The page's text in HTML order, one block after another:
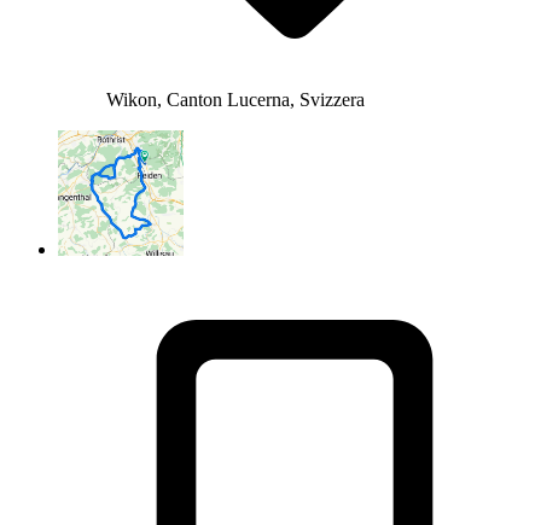
Wikon, Canton Lucerna, Svizzera